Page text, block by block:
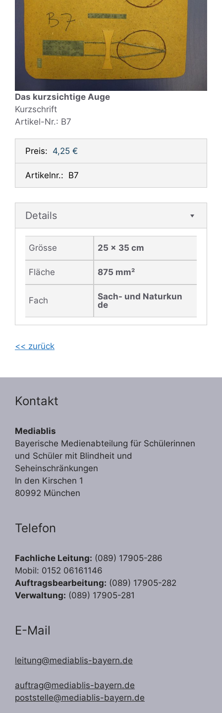
Das kurzsichtige Auge
Kurzschrift
Artikel-Nr.: B7
Preis: 4,25 €
Artikelnr.: B7
Details
Grösse 25 x 35 cm
Fläche 875 mm²
Fach
Sach- und Naturkun
de
<< zurück
Kontakt
Mediablis
Bayerische Medienabteilung für Schülerinnen
und Schüler mit Blindheit und
Seheinschränkungen
In den Kirschen 1
80992 München
Telefon
Fachliche Leitung: (089) 17905-286
Mobil: 0152 06161146
Auftragsbearbeitung: (089) 17905-282
Verwaltung: (089) 17905-281
E-Mail
leitung@mediablis-bayern.de
auftrag@mediablis-bayern.de
poststelle@mediablis-bayern.de